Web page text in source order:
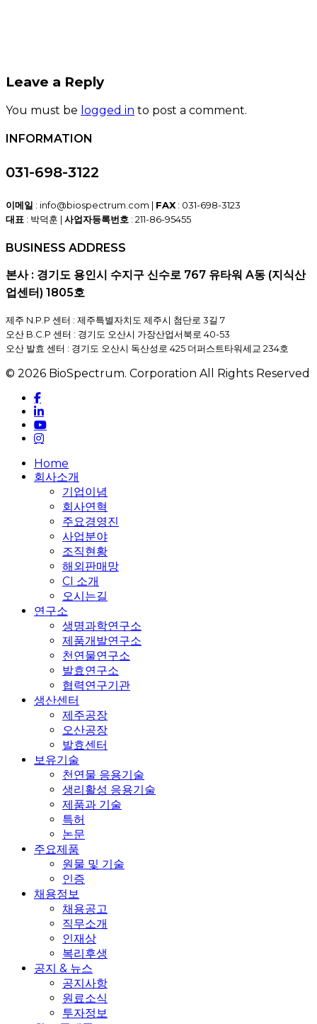
Leave a Reply
You must be logged in to post a comment.
INFORMATION
031-698-3122
이메일 : info@biospectrum.com | FAX : 031-698-3123
대표 : 박덕훈 | 사업자등록번호 : 211-86-95455
BUSINESS ADDRESS
본사 : 경기도 용인시 수지구 신수로 767 유타워 A동 (지식산
업센터) 1805호
제주 N.P.P 센터 : 제주특별자치도 제주시 첨단로 3길 7
오산 B.C.P 센터 : 경기도 오산시 가장산업서북로 40-53
오산 발효 센터 : 경기도 오산시 독산성로 425 더퍼스트타워세교 234호
© 2026 BioSpectrum. Corporation All Rights Reserved
facebook
linkedin
youtube
instagram
Close
Menu
Home
회사소개
기업이념
회사연혁
주요경영진
사업분야
조직현황
해외판매망
CI 소개
오시는길
연구소
생명과학연구소
제품개발연구소
천연물연구소
발효연구소
협력연구기관
생산센터
제주공장
오산공장
발효센터
보유기술
천연물 응용기술
생리활성 응용기술
제품과 기술
특허
논문
주요제품
원물 및 기술
인증
채용정보
채용공고
직무소개
인재상
복리후생
공지 & 뉴스
공지사항
원료소식
투자정보